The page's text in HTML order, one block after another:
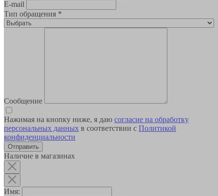
E-mail
Тип обращения *
Сообщение
Нажимая на кнопку ниже, я даю согласие на обработку
персональных данных в соответствии с Политикой
конфиденциальности
Наличие в магазинах
Имя: